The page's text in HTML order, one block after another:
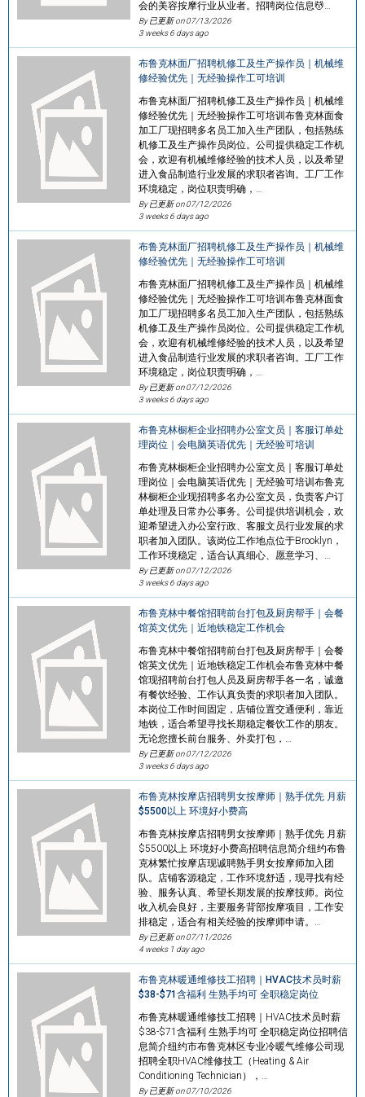
会的美容按摩行业从业者。招聘岗位信息💆…
By 已更新 on07/13/2026
3 weeks 6 days ago
布鲁克林面厂招聘机修工及生产操作员｜机械维
修经验优先｜无经验操作工可培训
布鲁克林面厂招聘机修工及生产操作员｜机械维
修经验优先｜无经验操作工可培训布鲁克林面食
加工厂现招聘多名员工加入生产团队，包括熟练
机修工及生产操作员岗位。公司提供稳定工作机
会，欢迎有机械维修经验的技术人员，以及希望
进入食品制造行业发展的求职者咨询。工厂工作
环境稳定，岗位职责明确，…
By 已更新 on07/12/2026
3 weeks 6 days ago
布鲁克林面厂招聘机修工及生产操作员｜机械维
修经验优先｜无经验操作工可培训
布鲁克林面厂招聘机修工及生产操作员｜机械维
修经验优先｜无经验操作工可培训布鲁克林面食
加工厂现招聘多名员工加入生产团队，包括熟练
机修工及生产操作员岗位。公司提供稳定工作机
会，欢迎有机械维修经验的技术人员，以及希望
进入食品制造行业发展的求职者咨询。工厂工作
环境稳定，岗位职责明确，…
By 已更新 on07/12/2026
3 weeks 6 days ago
布鲁克林橱柜企业招聘办公室文员｜客服订单处
理岗位｜会电脑英语优先｜无经验可培训
布鲁克林橱柜企业招聘办公室文员｜客服订单处
理岗位｜会电脑英语优先｜无经验可培训布鲁克
林橱柜企业现招聘多名办公室文员，负责客户订
单处理及日常办公事务。公司提供培训机会，欢
迎希望进入办公室行政、客服文员行业发展的求
职者加入团队。该岗位工作地点位于Brooklyn，
工作环境稳定，适合认真细心、愿意学习、…
By 已更新 on07/12/2026
3 weeks 6 days ago
布鲁克林中餐馆招聘前台打包及厨房帮手｜会餐
馆英文优先｜近地铁稳定工作机会
布鲁克林中餐馆招聘前台打包及厨房帮手｜会餐
馆英文优先｜近地铁稳定工作机会布鲁克林中餐
馆现招聘前台打包人员及厨房帮手各一名，诚邀
有餐饮经验、工作认真负责的求职者加入团队。
本岗位工作时间固定，店铺位置交通便利，靠近
地铁，适合希望寻找长期稳定餐饮工作的朋友。
无论您擅长前台服务、外卖打包，…
By 已更新 on07/12/2026
3 weeks 6 days ago
布鲁克林按摩店招聘男女按摩师｜熟手优先 月薪
$5500以上 环境好小费高
布鲁克林按摩店招聘男女按摩师｜熟手优先 月薪
$5500以上 环境好小费高招聘信息简介纽约布鲁
克林繁忙按摩店现诚聘熟手男女按摩师加入团
队。店铺客源稳定，工作环境舒适，现寻找有经
验、服务认真、希望长期发展的按摩技师。岗位
收入机会良好，主要服务背部按摩项目，工作安
排稳定，适合有相关经验的按摩师申请。…
By 已更新 on07/11/2026
4 weeks 1 day ago
布鲁克林暖通维修技工招聘｜HVAC技术员时薪
$38-$71含福利 生熟手均可 全职稳定岗位
布鲁克林暖通维修技工招聘｜HVAC技术员时薪
$38-$71含福利 生熟手均可 全职稳定岗位招聘信
息简介纽约市布鲁克林区专业冷暖气维修公司现
招聘全职HVAC维修技工（Heating & Air
Conditioning Technician），…
By 已更新 on07/10/2026